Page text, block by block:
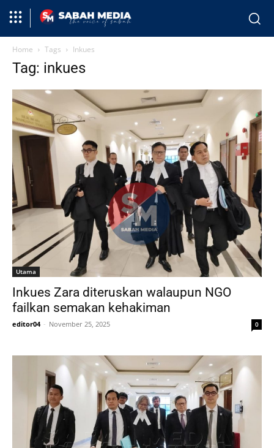
Home Tags Inkues
Tag: inkues
Utama
Inkues Zara diteruskan walaupun NGO
failkan semakan kehakiman
editor04 - November 25, 2025 0